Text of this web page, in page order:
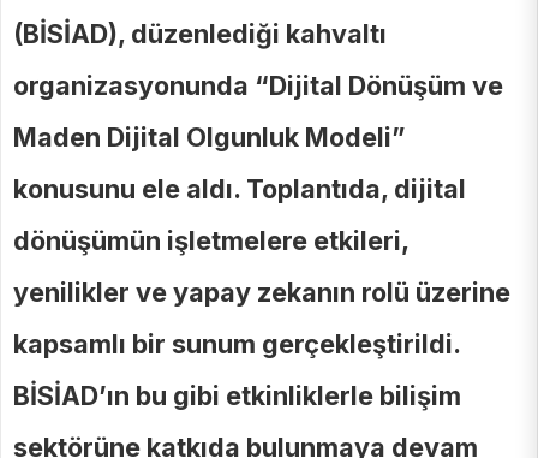
(BİSİAD), düzenlediği kahvaltı
organizasyonunda “Dijital Dönüşüm ve
Maden Dijital Olgunluk Modeli”
konusunu ele aldı. Toplantıda, dijital
dönüşümün işletmelere etkileri,
yenilikler ve yapay zekanın rolü üzerine
kapsamlı bir sunum gerçekleştirildi.
BİSİAD’ın bu gibi etkinliklerle bilişim
sektörüne katkıda bulunmaya devam